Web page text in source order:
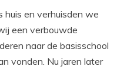
en verhuisden we
een verbouwde
naar de basisschool
vonden. Nu jaren later